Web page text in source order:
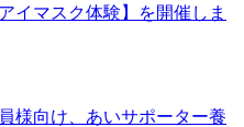
イマスク体験】を開催しま
様向け、あいサポーター養